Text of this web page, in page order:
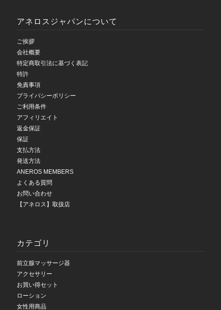
アネロスジャパンについて
ご挨拶
会社概要
特定商取引法に基づく表記
特許
免責事項
プライバシーポリシー
ご利用条件
アフィリエイト
返金保証
保証
支払方法
発送方法
ANEROS MEMBERS
よくある質問
お問い合わせ
【アネロス】取扱店
カテゴリ
前立腺マッサージ器
アクセサリー
お買い得セット
ローション
女性用商品